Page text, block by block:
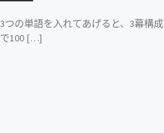
3つの単語を入れてあげると、3幕構成
で100 […]